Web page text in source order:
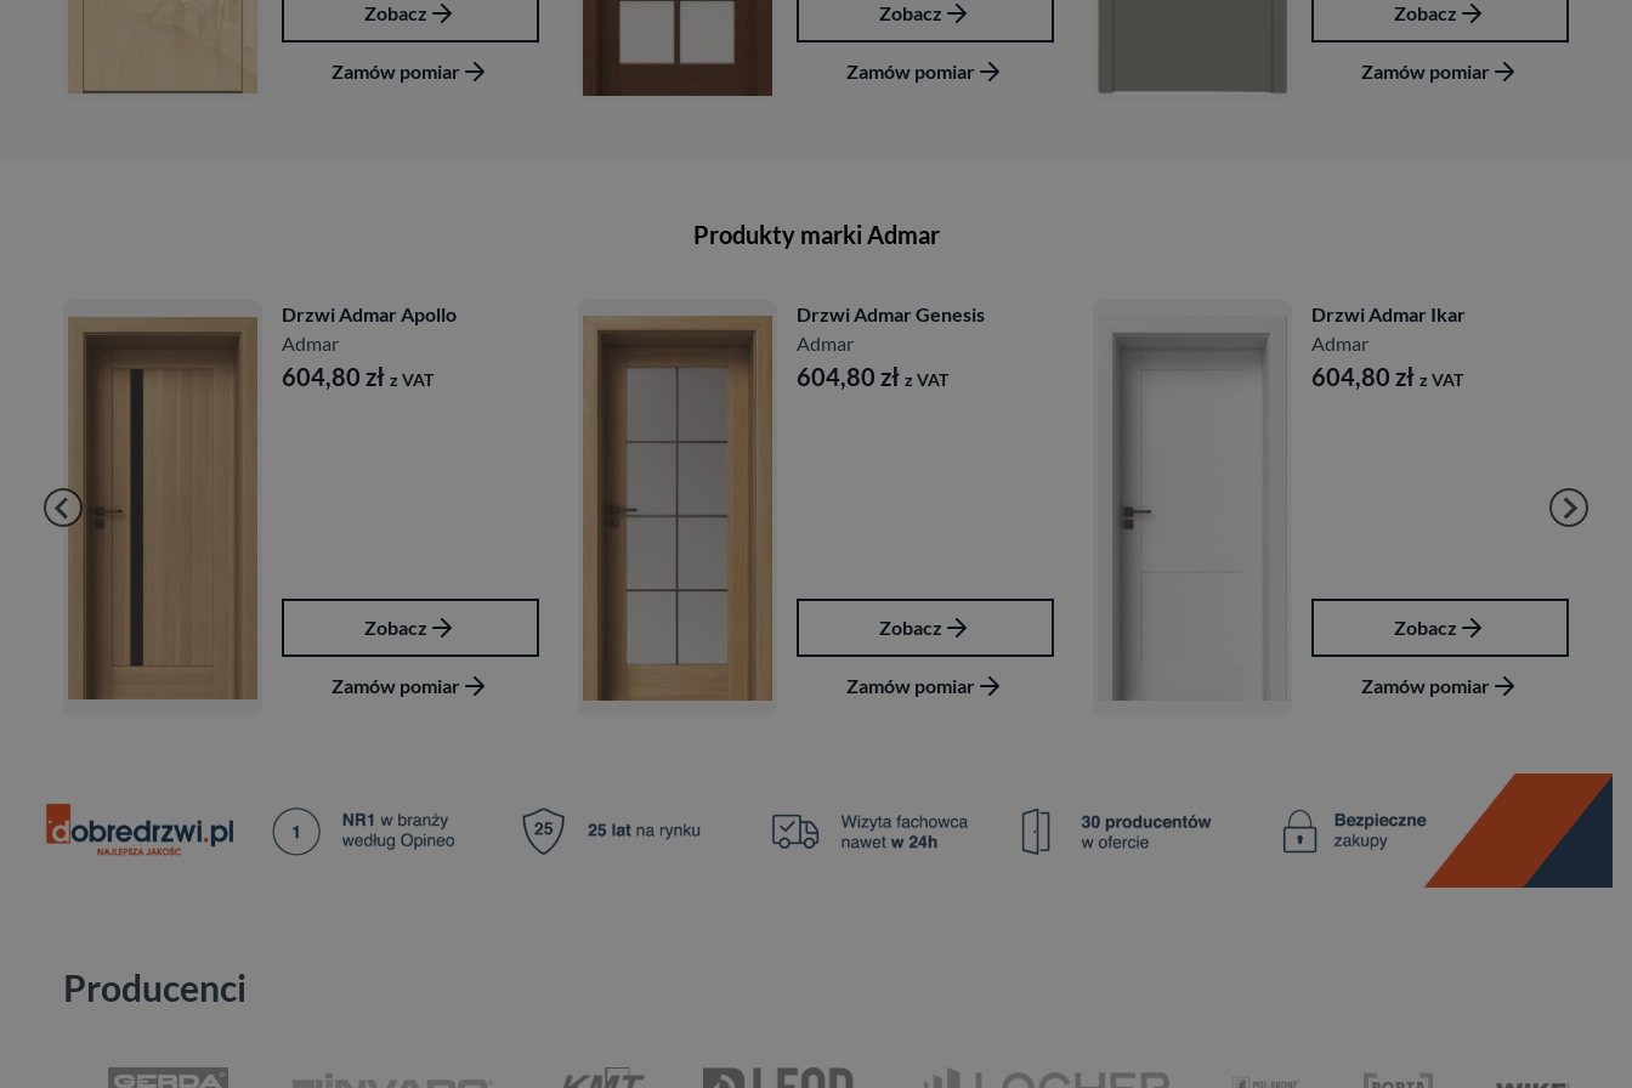
Zobacz
Zamów pomiar
Zobacz
Zamów pomiar
Zobacz
Zamów pomiar
Produkty marki Admar
Drzwi Admar Apollo
Admar
604,80 zł z VAT
Zobacz
Zamów pomiar
Drzwi Admar Genesis
Admar
604,80 zł z VAT
Zobacz
Zamów pomiar
Drzwi Admar Ikar
Admar
604,80 zł z VAT
Zobacz
Zamów pomiar
Producenci